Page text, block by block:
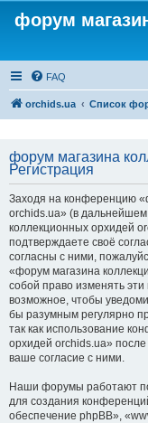
форум
FAQ
orchids.ua Список
форум магазина
Регистрация
Заходя на конференцию
orchids.ua» (в
коллекционных орхидей
подтверждаете своё
согласны с ними,
«форум магазина
собой право изменять
возможное, чтобы
бы разумным регулярно
так как использование
орхидей orchids.ua»
ваше согласие с ними.
Наши форумы работают
для создания
обеспечение phpBB»,